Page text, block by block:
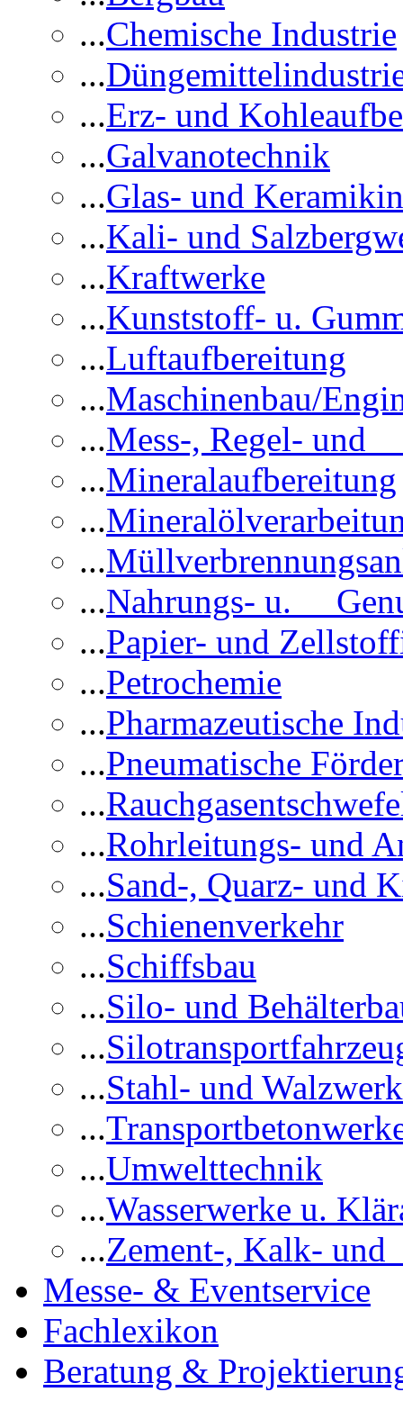
...Chemische Industrie
...
...Erz- und
...Galvanotechnik
...Glas- und
...Kali- und
...Kraftwerke
...Kunststoff- u.
...Luftaufbereitung
...Maschinenbau/
...Mess-, Regel- und
...Mineralaufbereitung
...
...
...Nahrungs- u.
...Papier- und
...Petrochemie
...Pharmazeutische
...Pneumatische
...
...Rohrleitungs- und
...Sand-, Quarz- und
...Schienenverkehr
...Schiffsbau
...Silo- und
...
...Stahl- und
...
...Umwelttechnik
...Wasserwerke u.
...Zement-, Kalk-
Messe- & Eventservice
Fachlexikon
Beratung &